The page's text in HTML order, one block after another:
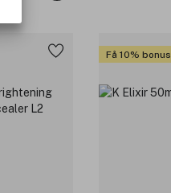
Få 10% bonus